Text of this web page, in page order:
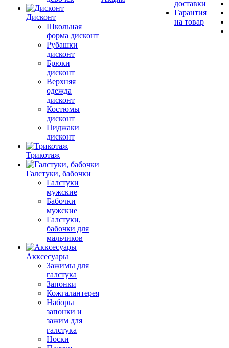
Дисконт
Школьная
форма дисконт
Рубашки
дисконт
Брюки
дисконт
Верхняя
одежда
дисконт
Костюмы
дисконт
Пиджаки
дисконт
Трикотаж
Галстуки, бабочки
Галстуки
мужские
Бабочки
мужские
Галстуки,
бабочки для
мальчиков
Акксесуары
Зажимы для
галстука
Запонки
Кожгалантерея
Наборы
запонки и
зажим для
галстука
Носки
доставки
Гарантия
на товар